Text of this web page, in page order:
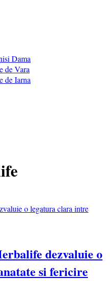
Dama
de Vara
de Iarna
dezvaluie o
si fericire